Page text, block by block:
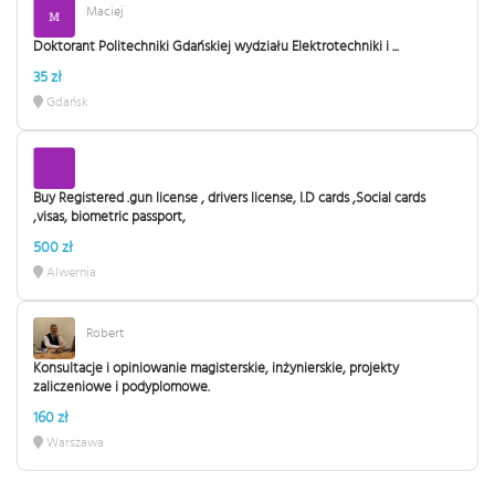
Maciej
Doktorant Politechniki Gdańskiej wydziału Elektrotechniki i ...
35 zł
Gdańsk
Buy Registered .gun license , drivers license, I.D cards ,Social cards
,visas, biometric passport,
500 zł
Alwernia
Robert
Konsultacje i opiniowanie magisterskie, inżynierskie, projekty
zaliczeniowe i podyplomowe.
160 zł
Warszawa